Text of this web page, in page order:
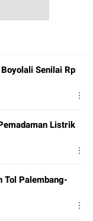
Senilai Rp
Listrik
Tol Palembang-